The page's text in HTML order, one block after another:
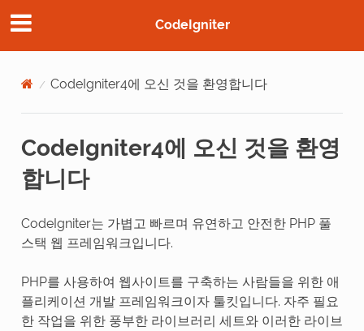
CodeIgniter
CodeIgniter4에 오신 것을 환영합니다
CodeIgniter4에 오신 것을 환영
합니다
CodeIgniter는 가볍고 빠르며 유연하고 안전한 PHP 풀
스택 웹 프레임워크입니다.
PHP를 사용하여 웹사이트를 구축하는 사람들을 위한 애
플리케이션 개발 프레임워크이자 툴킷입니다. 자주 필요
한 작업을 위한 풍부한 라이브러리 세트와 이러한 라이브